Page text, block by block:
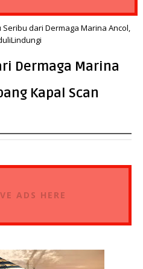
Seribu dari Dermaga Marina Ancol,
Dermaga Marina
Kapal Scan
ADS HERE